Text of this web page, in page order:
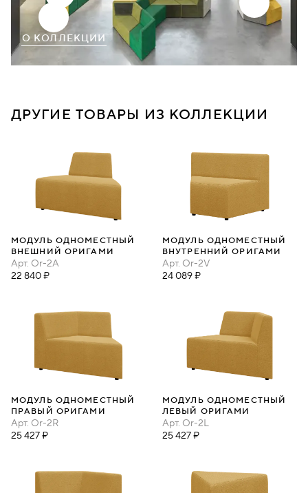
О КОЛЛЕКЦИИ
ДРУГИЕ ТОВАРЫ ИЗ КОЛЛЕКЦИИ
МОДУЛЬ ОДНОМЕСТНЫЙ
ВНЕШНИЙ ОРИГАМИ
Арт. Or-2A
22 840 ₽
МОДУЛЬ ОДНОМЕСТНЫЙ
ВНУТРЕННИЙ ОРИГАМИ
Арт. Or-2V
24 089 ₽
МОДУЛЬ ОДНОМЕСТНЫЙ
ПРАВЫЙ ОРИГАМИ
Арт. Or-2R
25 427 ₽
МОДУЛЬ ОДНОМЕСТНЫЙ
ЛЕВЫЙ ОРИГАМИ
Арт. Or-2L
25 427 ₽